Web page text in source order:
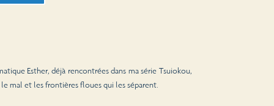
Esther, déjà rencontrées dans ma série Tsuiokou,
mal et les frontières floues qui les séparent.